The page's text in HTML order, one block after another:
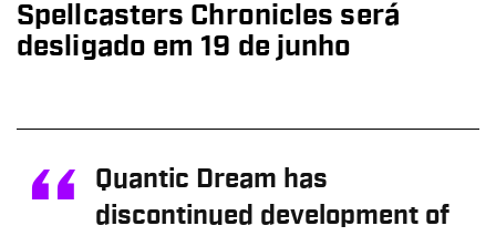
Spellcasters Chronicles será
desligado em 19 de junho
Quantic Dream has
discontinued development of